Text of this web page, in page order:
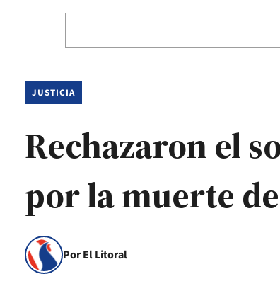
JUSTICIA
Rechazaron el
por la muerte
Por El Litoral